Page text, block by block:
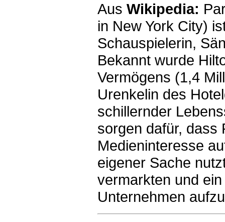
Aus Wikipedia:
in New York City)
Schauspielerin,
Bekannt wurde
Vermögens (1,4
Urenkelin des
schillernder
sorgen dafür, dass
Medieninteresse
eigener Sache
vermarkten und
Unternehmen